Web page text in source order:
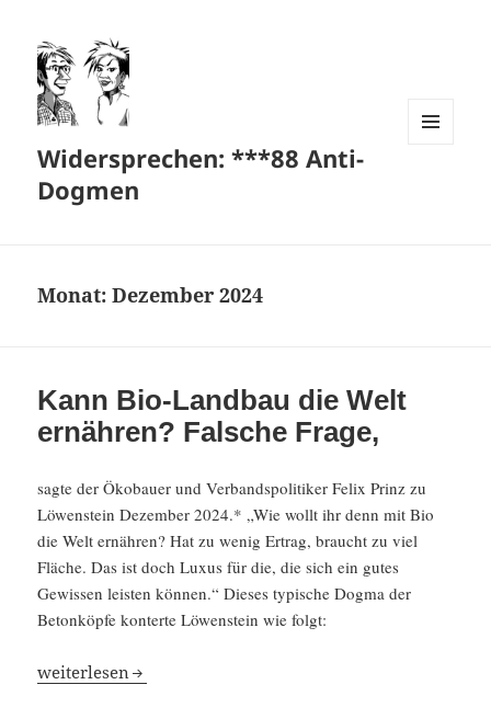
Widersprechen: ***88 Anti-
Dogmen
Monat:Dezember 2024
Kann Bio-Landbau die Welt
ernähren? Falsche Frage,
sagte der Ökobauer und Verbands­po­li­tiker Felix Prinz zu
Löwen­stein Dezember 2024.* „Wie wollt ihr denn mit Bio
die Welt ernähren? Hat zu wenig Ertrag, braucht zu viel
Fläche. Das ist doch Luxus für die, die sich ein gutes
Gewissen leisten können.“ Dieses typische Dogma der
Beton­köpfe konterte Löwen­stein wie folgt:
Kann Bio-Landbau die Welt ernähren? Falsche Frage,
weiter­lesen